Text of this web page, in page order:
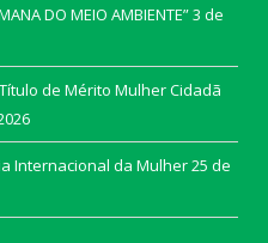
DO MEIO AMBIENTE”3 de
de Mérito Mulher Cidadã
Internacional da Mulher25 de